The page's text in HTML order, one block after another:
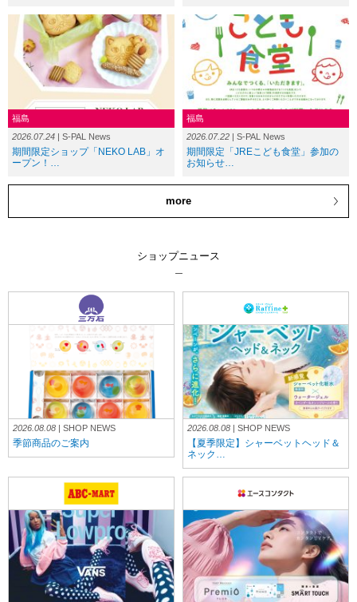
福島
2026.07.24 | S-PAL News
期間限定ショップ「NEKO LAB」オ
ープン！…
福島
2026.07.22 | S-PAL News
期間限定「JREこども食堂」参加の
お知らせ…
more
ショップニュース
2026.08.08 | SHOP NEWS
季節商品のご案内
2026.08.08 | SHOP NEWS
【夏季限定】シャーベットヘッド＆
ネック…